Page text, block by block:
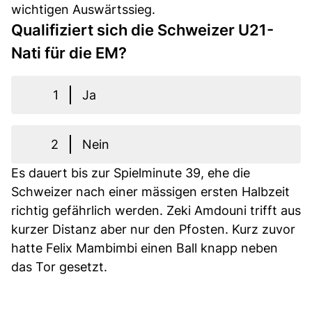
wichtigen Auswärtssieg.
Qualifiziert sich die Schweizer U21-
Nati für die EM?
1 Ja
2
Nein
Es dauert bis zur Spielminute 39, ehe die
Schweizer nach einer mässigen ersten Halbzeit
richtig gefährlich werden. Zeki Amdouni trifft aus
kurzer Distanz aber nur den Pfosten. Kurz zuvor
hatte Felix Mambimbi einen Ball knapp neben
das Tor gesetzt.